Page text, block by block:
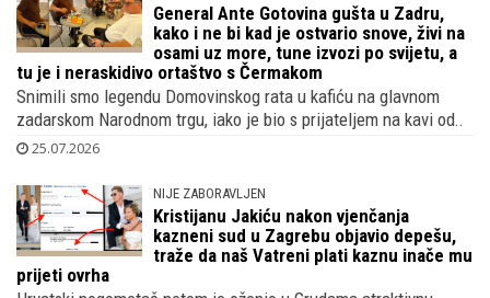
General Ante Gotovina gušta u Zadru,
kako i ne bi kad je ostvario snove, živi na
osami uz more, tune izvozi po svijetu, a
tu je i neraskidivo ortaštvo s Čermakom
Snimili smo legendu Domovinskog rata u kafiću na glavnom
zadarskom Narodnom trgu, iako je bio s prijateljem na kavi od..
25.07.2026
NIJE ZABORAVLJEN
Kristijanu Jakiću nakon vjenčanja
kazneni sud u Zagrebu objavio depešu,
traže da naš Vatreni plati kaznu inače mu
prijeti ovrha